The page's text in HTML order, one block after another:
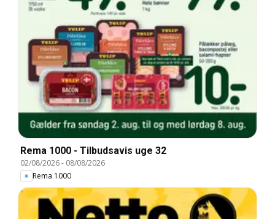
Rema 1000 - Tilbudsavis uge 32
02/08/2026- 08/08/2026
Rema 1000